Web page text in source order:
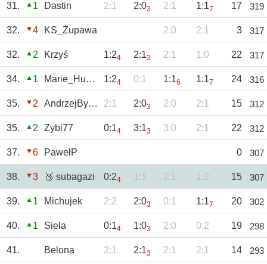
31. 1 Dastin 2:1 2:03 2:1 1:17 17 319
32. 4 KS_Żupawa 2:0 2:1 3 317
32. 2 Krzyś 1:24 2:13 2:1 1:0 22 317
34. 1 Marie_Huanna 1:24 0:1 1:16 1:17 24 316
35. 2 AndrzejBystrzyc 2:1 2:03 2:0 2:1 15 312
35. 2 Zybi77 0:14 3:13 3:0 2:1 22 312
37. 6 PawełP 0 307
38. 3 🥉 subagazi 0:24 1:1 2:1 1:2 15 307
39. 1 Michujek 2:2 2:03 0:1 1:17 20 302
40. 1 Siela 0:14 1:03 2:0 0:2 19 298
41. Belona 2:1 2:13 2:1 2:1 14 293